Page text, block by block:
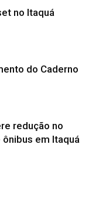
no Itaquá
do Caderno
redução no
em Itaquá